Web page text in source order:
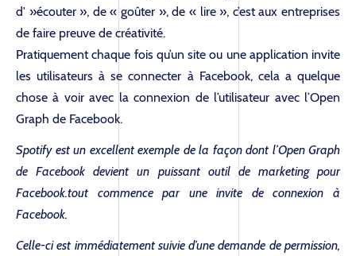
d' »écouter », de « goûter », de « lire », c’est aux entreprises
de faire preuve de créativité.
Pratiquement chaque fois qu’un site ou une application invite
les utilisateurs à se connecter à Facebook, cela a quelque
chose à voir avec la connexion de l’utilisateur avec l’Open
Graph de Facebook.
Spotify est un excellent exemple de la façon dont l’Open Graph
de Facebook devient un puissant outil de marketing pour
Facebook.tout commence par une invite de connexion à
Facebook.
Celle-ci est immédiatement suivie d’une demande de permission,